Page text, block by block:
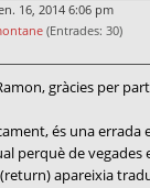
16, 2014 6:06 pm
(Entrades: 30)
gràcies per
és una
perquè de
apareixia